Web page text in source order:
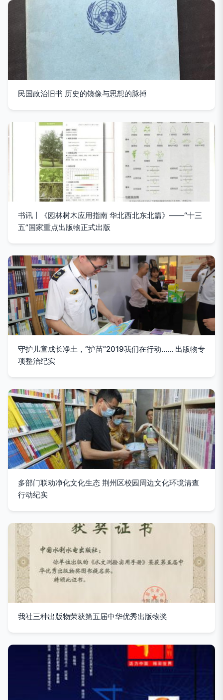
民国政治旧书 历史的镜像与思想的脉搏
书讯丨《园林树木应用指南 华北西北东北篇》——“十三
五”国家重点出版物正式出版
守护儿童成长净土，“护苗”2019我们在行动…… 出版物专
项整治纪实
多部门联动净化文化生态 荆州区校园周边文化环境清查
行动纪实
我社三种出版物荣获第五届中华优秀出版物奖